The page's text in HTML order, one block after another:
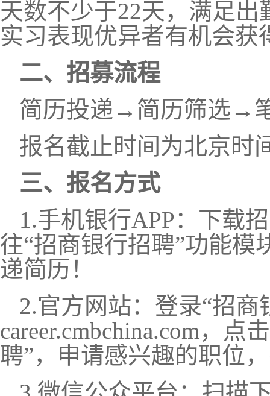
天数不少于22天，满足
实习表现优异者有机会获
二、招募流程
简历投递 →简历筛选 →
报名截止时间 为北京时
三、报名方式
1.手机银行APP：下载
往“招商银行招聘”功能
递简历！
2.官方网站：登录“招商
career.cmbchina.com，点
聘”，申请感兴趣的职位